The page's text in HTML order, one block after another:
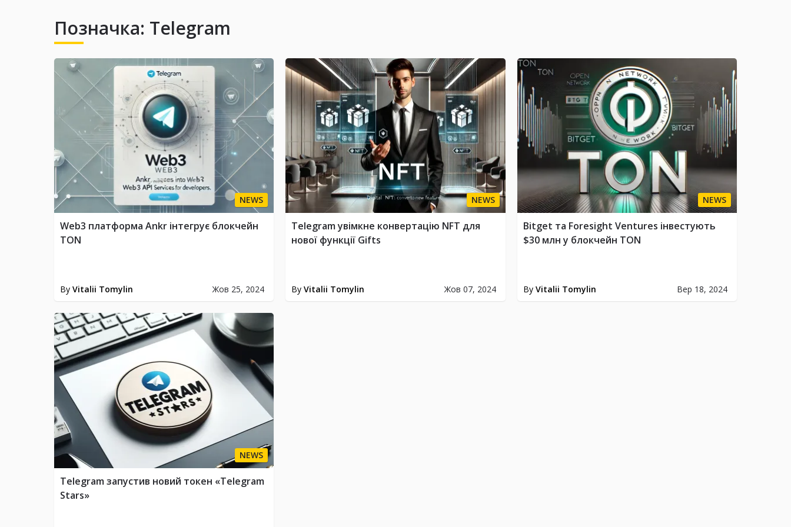
Позначка: Telegram
NEWS
By Vitalii Tomylin Жов 25, 2024
Web3 платформа Ankr інтегрує блокчейн
TON
NEWS
ByVitalii Tomylin Жов 07, 2024
Telegram увімкне конвертацію NFT для
нової функції Gifts
NEWS
By Vitalii Tomylin Вер 18, 2024
Bitget та Foresight Ventures інвестують
$30 млн у блокчейн TON
NEWS
Telegram запустив новий токен «Telegram
Stars»